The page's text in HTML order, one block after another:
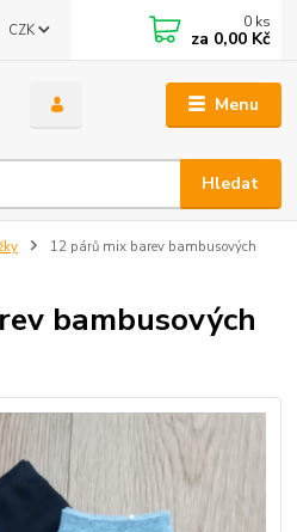
Menu
CZK
Hledat
0 ks
za 0,00 Kč
12 párů mix barev bambusových
bambusových